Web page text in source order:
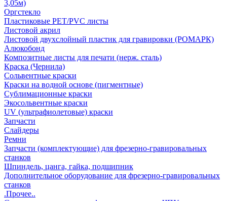
3,05м)
Оргстекло
Пластиковые PET/PVC листы
Листовой акрил
Листовой двухслойный пластик для гравировки (РОМАРК)
Алюкобонд
Композитные листы для печати (нерж. сталь)
Краска (Чернила)
Сольвентные краски
Краски на водной основе (пигментные)
Сублимационные краски
Экосольвентные краски
UV (ультрафиолетовые) краски
Запчасти
Слайдеры
Ремни
Запчасти (комплектующие) для фрезерно-гравировальных
станков
Шпиндель, цанга, гайка, подшипник
Дополнительное оборудование для фрезерно-гравировальных
станков
.Прочее..